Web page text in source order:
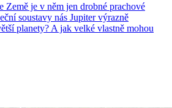
Země je v něm jen drobné prachové
soustavy nás Jupiter výrazně
planety? A jak velké vlastně mohou